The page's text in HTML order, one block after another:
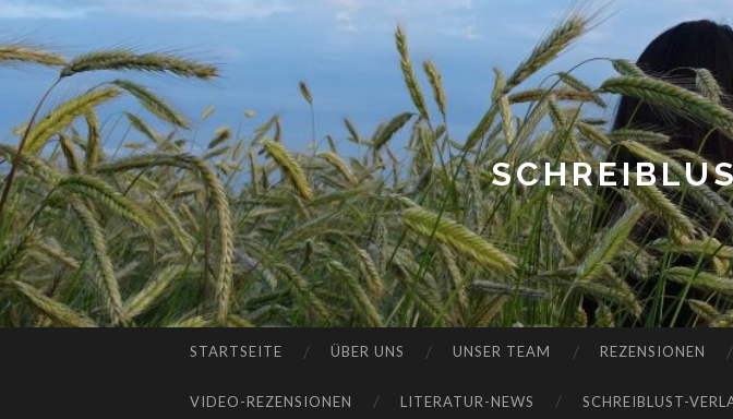
STARTSEITE ÜBER UNS UNSER TEAM REZENSIONEN
VIDEO-REZENSIONEN LITERATUR-NEWS SCHREIBLUST-